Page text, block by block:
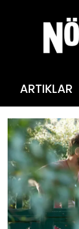
ARTIKLAR